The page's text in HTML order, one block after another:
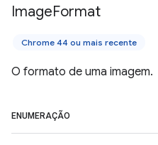
ImageFormat
Chrome 44 ou mais recente
O formato de uma imagem.
ENUMERAÇÃO